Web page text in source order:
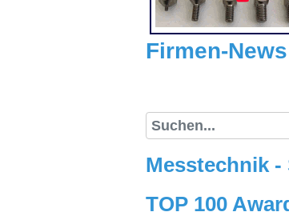
Firmen-News
Messtechnik -
TOP 100